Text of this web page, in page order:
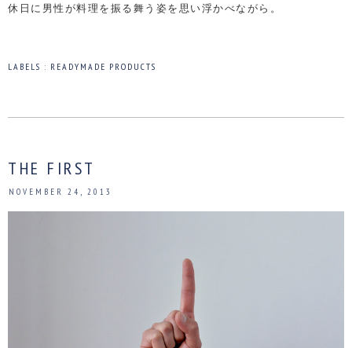
休日に男性が料理を振る舞う姿を思い浮かべながら。
LABELS : READYMADE PRODUCTS
THE FIRST
NOVEMBER 24, 2013